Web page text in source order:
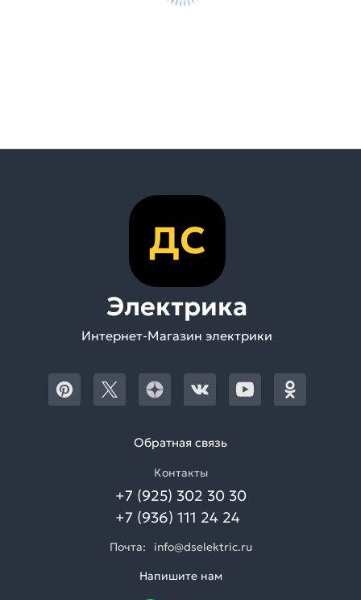
ДС
Электрика
Интернет-Магазин электрики
Обратная связь
Контакты
+7 (925) 302 30 30
+7 (936) 111 24 24
Почта:
info@dselektric.ru
Напишите нам